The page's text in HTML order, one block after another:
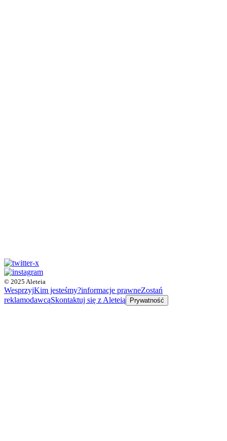
© 2025 Aleteia
WesprzyjKim jesteśmy?informacje prawneZostań
reklamodawcąSkontaktuj się z Aleteią Prywatność